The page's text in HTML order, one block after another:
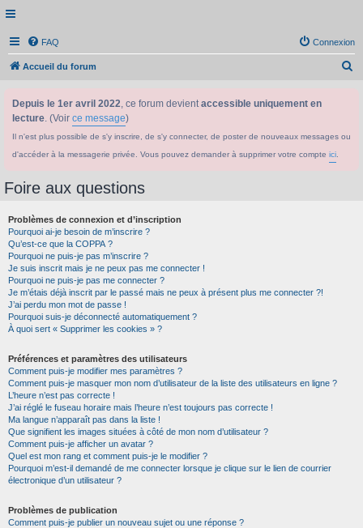
FAQ Connexion
Accueil du forum
Depuis le 1er avril 2022, ce forum devientaccessible uniquement en
lecture. (Voir ce message)
Il n'est plus possible de s'y inscrire, de s'y connecter, de poster de nouveaux messages ou
d'accéder à la messagerie privée. Vous pouvez demander à supprimer votre compte ici
Foire aux questions
Problèmes de connexion et d’inscription
Pourquoi ai-je besoin de m’inscrire ?
Qu’est-ce que la COPPA ?
Pourquoi ne puis-je pas m’inscrire ?
Je suis inscrit mais je ne peux pas me connecter !
Pourquoi ne puis-je pas me connecter ?
Je m’étais déjà inscrit par le passé mais ne peux à présent plus me connecter ?!
J’ai perdu mon mot de passe !
Pourquoi suis-je déconnecté automatiquement ?
À quoi sert « Supprimer les cookies » ?
Préférences et paramètres des utilisateurs
Comment puis-je modifier mes paramètres ?
Comment puis-je masquer mon nom d’utilisateur de la liste des utilisateurs en ligne ?
L’heure n’est pas correcte !
J’ai réglé le fuseau horaire mais l’heure n’est toujours pas correcte !
Ma langue n’apparaît pas dans la liste !
Que signifient les images situées à côté de mon nom d’utilisateur ?
Comment puis-je afficher un avatar ?
Quel est mon rang et comment puis-je le modifier ?
Pourquoi m’est-il demandé de me connecter lorsque je clique sur le lien de courrier
électronique d’un utilisateur ?
Problèmes de publication
Comment puis-je publier un nouveau sujet ou une réponse ?